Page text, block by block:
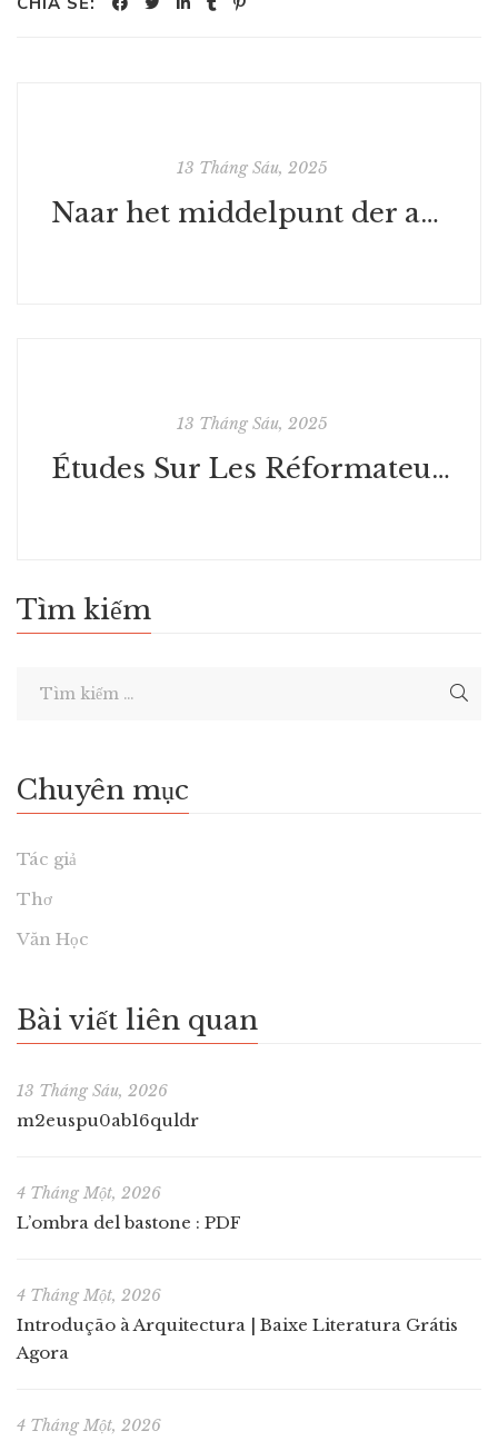
13 Tháng Sáu, 2025
Naar het middelpunt der aarde : Lees eBooks voor gratis
13 Tháng Sáu, 2025
Études Sur Les Réformateurs Ou Socialistes Modernes - Lire en Ligne
Tìm kiếm
Chuyên mục
Tác giả
Thơ
Văn Học
Bài viết liên quan
13 Tháng Sáu, 2026
m2euspu0ab16quldr
4 Tháng Một, 2026
L’ombra del bastone : PDF
4 Tháng Một, 2026
Introdução à Arquitectura | Baixe Literatura Grátis
Agora
4 Tháng Một, 2026